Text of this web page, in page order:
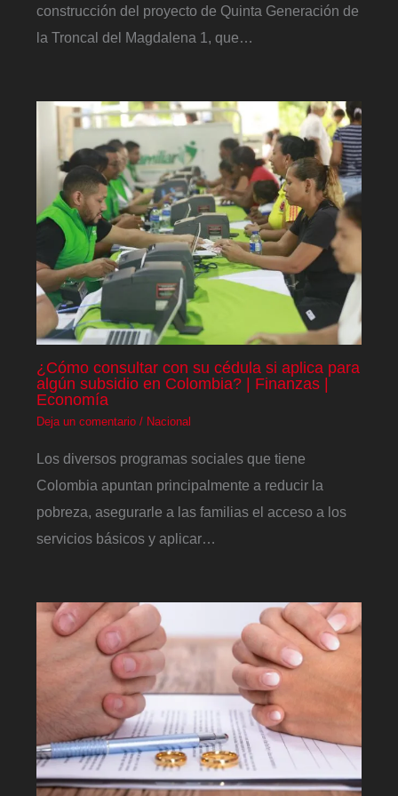
construcción del proyecto de Quinta Generación de
la Troncal del Magdalena 1, que…
¿Cómo consultar con su cédula si aplica para
algún subsidio en Colombia? | Finanzas |
Economía
Deja un comentario / Nacional
Los diversos programas sociales que tiene
Colombia apuntan principalmente a reducir la
pobreza, asegurarle a las familias el acceso a los
servicios básicos y aplicar…